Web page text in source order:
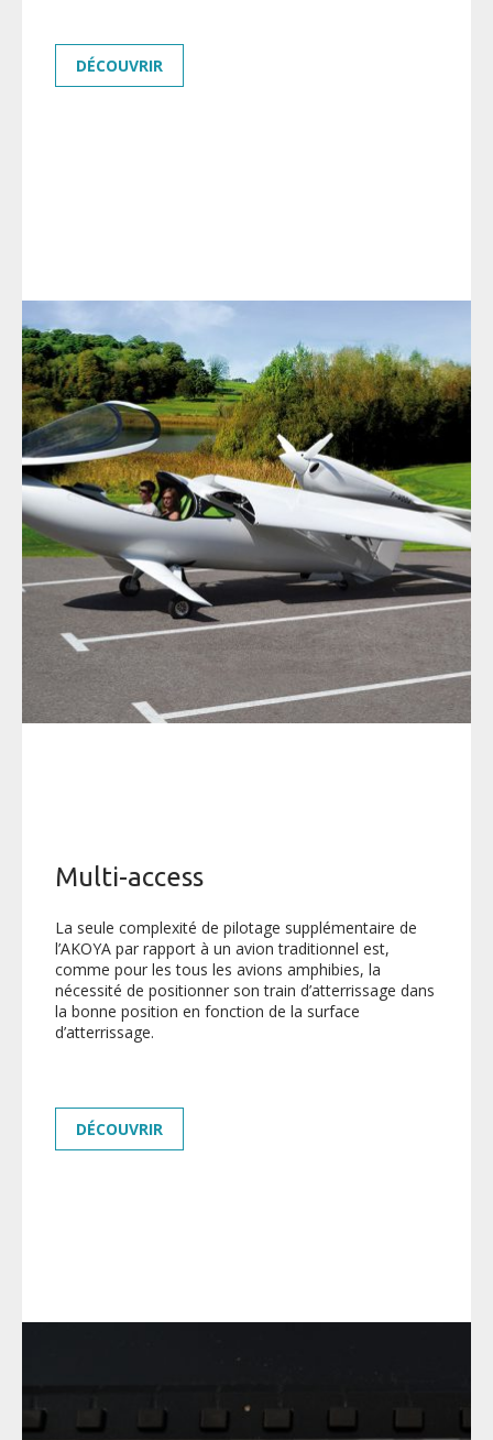
CONTACT EQUIPE COMMERCIALE :
DÉCOUVRIR
Multi-access
La seule complexité de pilotage supplémentaire de
l’AKOYA par rapport à un avion traditionnel est,
comme pour les tous les avions amphibies, la
nécessité de positionner son train d’atterrissage dans
la bonne position en fonction de la surface
d’atterrissage.
DÉCOUVRIR